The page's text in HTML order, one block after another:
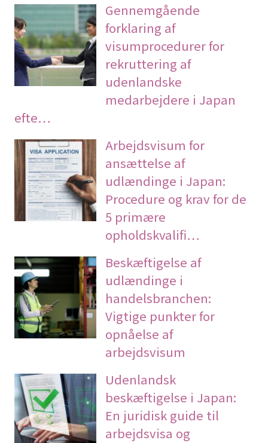
Gennemgående
forklaring af
visumprocedurer for
rekruttering af
udenlandske
medarbejdere i Japan
efte…
Arbejdsvisum for
ansættelse af
udlændinge i Japan:
Procedure og krav for de
5 primære
opholdskvalifi…
Beskæftigelse af
udlændinge i
handelsbranchen:
Vigtige punkter for
opnåelse af
arbejdsvisum
Udenlandsk
beskæftigelse i Japan:
En juridisk guide til
arbejdsvisa og